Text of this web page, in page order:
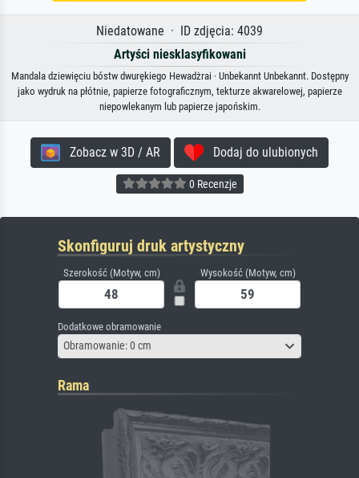
Niedatowane · ID zdjęcia: 4039
Artyści niesklasyfikowani
Mandala dziewięciu bóstw dwurękiego Hewadżrai · Unbekannt Unbekannt. Dostępny
jako wydruk na płótnie, papierze fotograficznym, tekturze akwarelowej, papierze
niepowlekanym lub papierze japońskim.
Zobacz w 3D / AR Dodaj do ulubionych
0 Recenzje
Skonfiguruj druk artystyczny
Szerokość (Motyw, cm) Wysokość (Motyw, cm)
Dodatkowe obramowanie
Obramowanie: 0 cm
Rama